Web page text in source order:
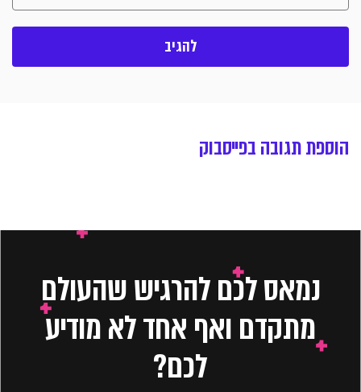
הוספת תגובה בפייסבוק
נמאס לכם להרגיש שהעולם
מתקדם ואף אחד לא מודיע
לכם?